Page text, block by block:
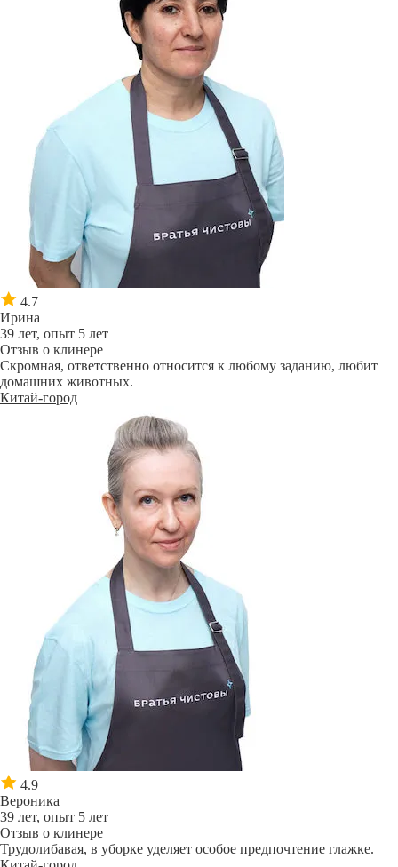
4.7
Ирина
39 лет, опыт 5 лет
Отзыв о клинере
Скромная, ответственно относится к любому заданию, любит
домашних животных.
Китай-город
4.9
Вероника
39 лет, опыт 5 лет
Отзыв о клинере
Трудолибавая, в уборке уделяет особое предпочтение глажке.